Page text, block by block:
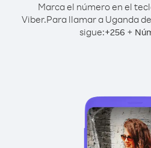
Marca el número en el
Viber.Para llamar a Uganda
sigue:+256 +